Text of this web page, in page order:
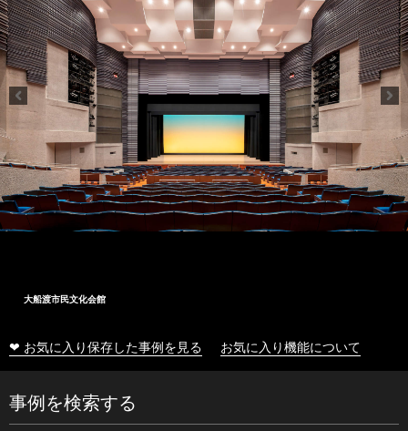
大船渡市民文化会館
❤ お気に入り保存した事例を見る お気に入り機能について
事例を検索する